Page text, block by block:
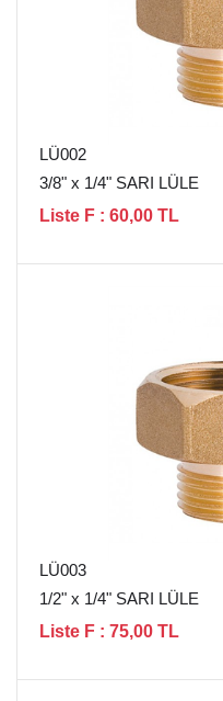
LÜ002
3/8" x 1/4" SARI LÜLE
Liste F : 60,00 TL
LÜ003
1/2" x 1/4" SARI LÜLE
Liste F : 75,00 TL